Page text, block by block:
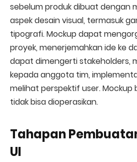
sebelum produk dibuat dengan
aspek desain visual, termasuk
tipografi. Mockup dapat
proyek, menerjemahkan ide ke
dapat dimengerti stakeholders,
kepada anggota tim,
melihat perspektif user.
tidak bisa dioperasikan.
Tahapan
UI